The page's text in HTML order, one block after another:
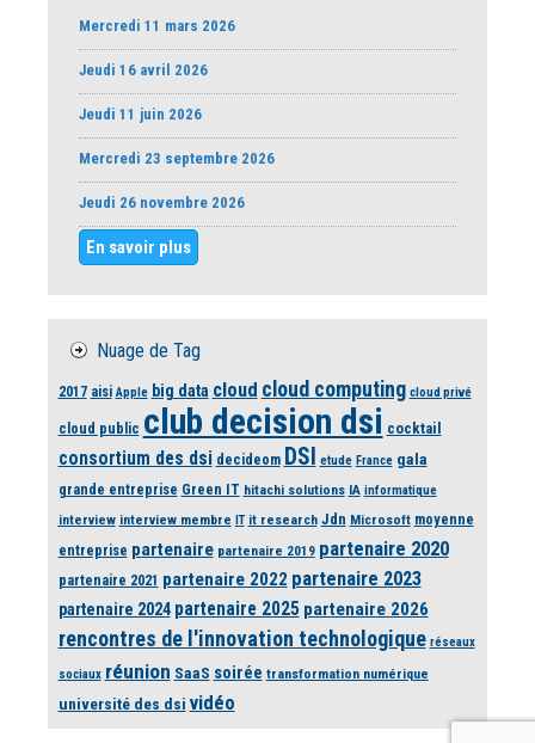
Mercredi 11 mars 2026
Jeudi 16 avril 2026
Jeudi 11 juin 2026
Mercredi 23 septembre 2026
Jeudi 26 novembre 2026
En savoir plus
Nuage de Tag
2017 aisi Apple big data cloud cloud computing cloud privé
cloud public club decision dsi cocktail
consortium des dsi decideom DSI etude France gala
grande entreprise Green IT hitachi solutions IA informatique
interview interview membre IT it research Jdn Microsoft moyenne
entreprise partenaire partenaire 2019 partenaire 2020
partenaire 2021 partenaire 2022 partenaire 2023
partenaire 2024 partenaire 2025 partenaire 2026
rencontres de l'innovation technologique réseaux
sociaux réunion SaaS soirée transformation numérique
université des dsi vidéo